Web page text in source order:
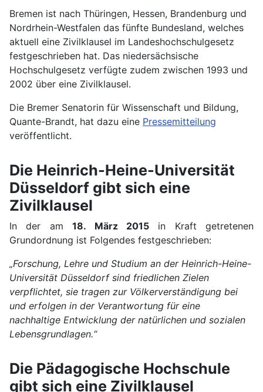
Bremen ist nach Thüringen, Hessen, Brandenburg und
Nordrhein-Westfalen das fünfte Bundesland, welches
aktuell eine Zivilklausel im Landeshochschulgesetz
festgeschrieben hat. Das niedersächsische
Hochschulgesetz verfügte zudem zwischen 1993 und
2002 über eine Zivilklausel.
Die Bremer Senatorin für Wissenschaft und Bildung,
Quante-Brandt, hat dazu eine Pressemitteilung
veröffentlicht.
Die Heinrich-Heine-Universität
Düsseldorf gibt sich eine
Zivilklausel
In der am18. März 2015in Kraft getretenen
Grundordnung ist Folgendes festgeschrieben:
„Forschung, Lehre und Studium an der Heinrich-Heine-
Universität Düsseldorf sind friedlichen Zielen
verpflichtet, sie tragen zur Völkerverständigung bei
und erfolgen in der Verantwortung für eine
nachhaltige Entwicklung der natürlichen und sozialen
Lebensgrundlagen.“
Die Pädagogische Hochschule
gibt sich eine Zivilklausel